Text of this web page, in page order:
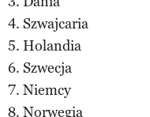
4. Szwajcaria
5. Holandia
6. Szwecja
7. Niemcy
8. Norwegia